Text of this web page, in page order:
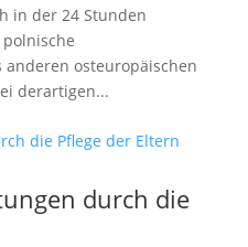
in der 24 Stunden
osteuropäischen
derartigen...
durch die